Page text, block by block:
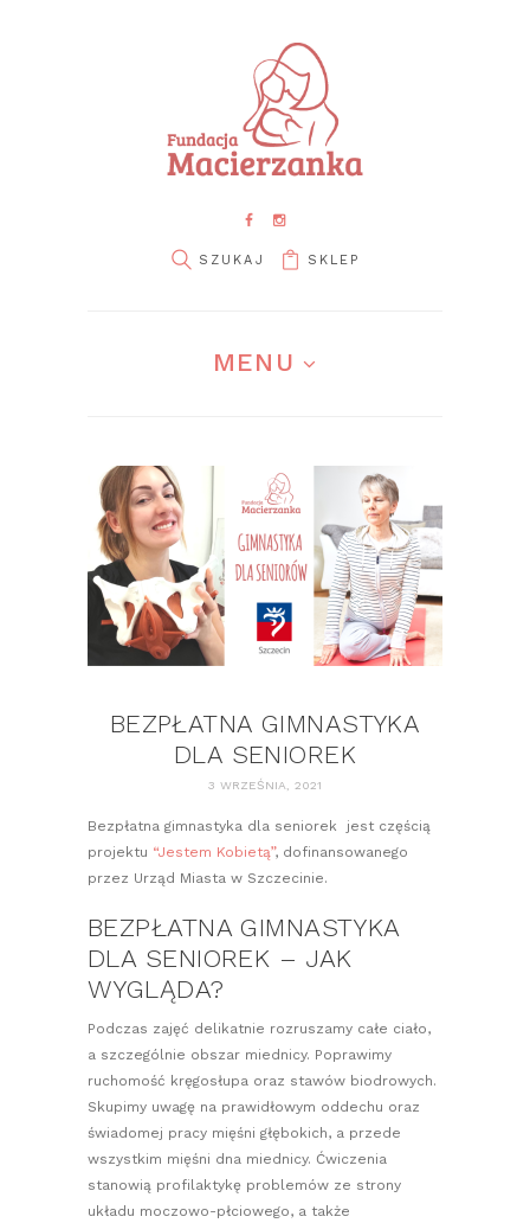
SKLEP
MENU
BEZPŁATNA GIMNASTYKA
DLA SENIOREK
3 WRZEŚNIA, 2021
Bezpłatna gimnastyka dla seniorek jest częścią
projektu “Jestem Kobietą”, dofinansowanego
przez Urząd Miasta w Szczecinie.
BEZPŁATNA GIMNASTYKA
DLA SENIOREK – JAK
WYGLĄDA?
Podczas zajęć delikatnie rozruszamy całe ciało,
a szczególnie obszar miednicy. Poprawimy
ruchomość kręgosłupa oraz stawów biodrowych.
Skupimy uwagę na prawidłowym oddechu oraz
świadomej pracy mięśni głębokich, a przede
wszystkim mięśni dna miednicy. Ćwiczenia
stanowią profilaktykę problemów ze strony
układu moczowo-płciowego, a także